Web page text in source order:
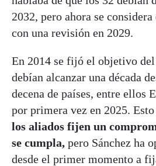
2032, pero ahora se
con una revisión en 2029.
En 2014 se fijó el objetivo del
debían alcanzar una década
decena de países, entre ellos
por primera vez en 2025.
los aliados fijen un
se cumpla, pero Sánchez ha
desde el primer momento a